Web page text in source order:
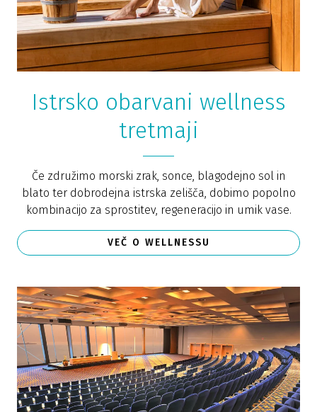
Istrsko obarvani wellness
tretmaji
Če združimo morski zrak, sonce, blagodejno sol in
blato ter dobrodejna istrska zelišča, dobimo popolno
kombinacijo za sprostitev, regeneracijo in umik vase.
VEČ O WELLNESSU